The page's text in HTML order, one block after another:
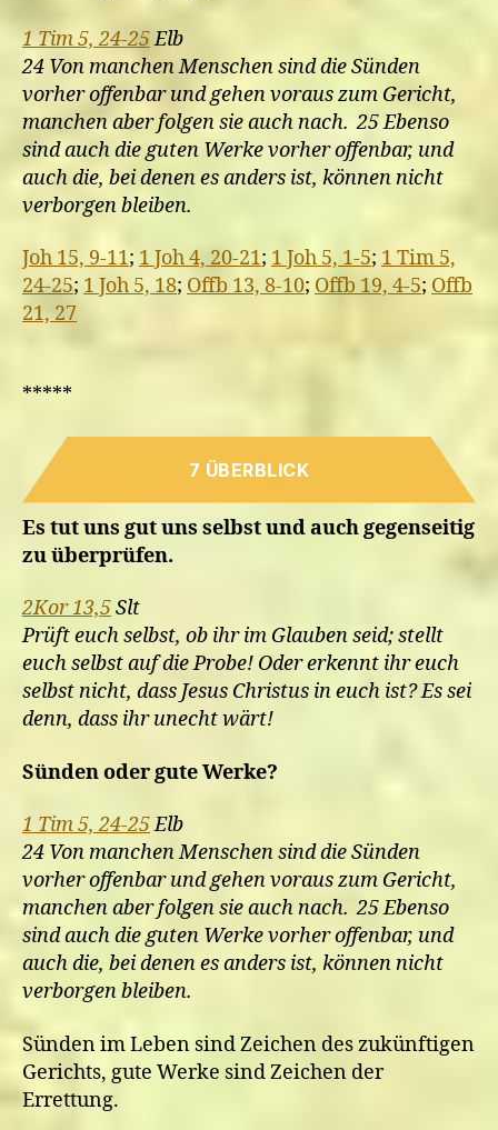
1 Tim 5, 24-25Elb
24 Von manchen Menschen sind die Sünden
vorher offenbar und gehen voraus zum Gericht,
manchen aber folgen sie auch nach. 25 Ebenso
sind auch die guten Werke vorher offenbar, und
auch die, bei denen es anders ist, können nicht
verborgen bleiben.
Joh 15, 9-11; 1 Joh 4, 20-21; 1 Joh 5, 1-5; 1 Tim 5,
24-25; 1 Joh 5, 18; Offb 13, 8-10; Offb 19, 4-5; Offb
21, 27
*****
7 ÜBERBLICK
Es tut uns gut uns selbst und auch gegenseitig
zu überprüfen.
2Kor 13,5Slt
Prüft euch selbst, ob ihr im Glauben seid; stellt
euch selbst auf die Probe! Oder erkennt ihr euch
selbst nicht, dass Jesus Christus in euch ist? Es sei
denn, dass ihr unecht wärt!
Sünden oder gute Werke?
1 Tim 5, 24-25Elb
24 Von manchen Menschen sind die Sünden
vorher offenbar und gehen voraus zum Gericht,
manchen aber folgen sie auch nach. 25 Ebenso
sind auch die guten Werke vorher offenbar, und
auch die, bei denen es anders ist, können nicht
verborgen bleiben.
Sünden im Leben sind Zeichen des zukünftigen
Gerichts, gute Werke sind Zeichen der
Errettung.